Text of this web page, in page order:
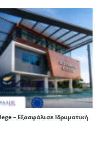
– Εξασφάλισε Ιδρυματική